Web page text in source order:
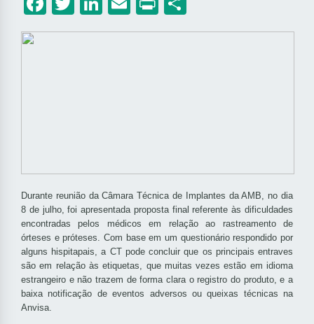
Durante reunião da Câmara Técnica de Implantes da AMB, no dia
8 de julho, foi apresentada proposta final referente às dificuldades
encontradas pelos médicos em relação ao rastreamento de
órteses e próteses. Com base em um questionário respondido por
alguns hispitapais, a CT pode concluir que os principais entraves
são em relação às etiquetas, que muitas vezes estão em idioma
estrangeiro e não trazem de forma clara o registro do produto, e a
baixa notificação de eventos adversos ou queixas técnicas na
Anvisa.